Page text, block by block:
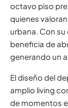
octavo piso
quienes
urbana. Con
beneficia de
generando un
El diseño del
amplio living
de momentos